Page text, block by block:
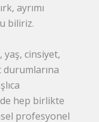
ayrımı
biliriz.
yaş, cinsiyet,
hep birlikte
profesyonel